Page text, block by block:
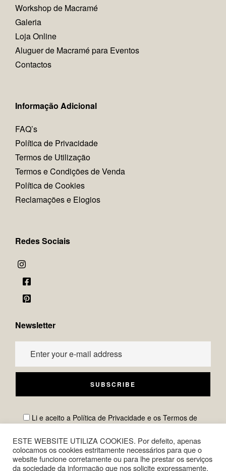
Workshop de Macramé
Galeria
Loja Online
Aluguer de Macramé para Eventos
Contactos
Informação Adicional
FAQ’s
Política de Privacidade
Termos de Utilização
Termos e Condições de Venda
Política de Cookies
Reclamações e Elogios
Redes Sociais
Newsletter
Li e aceito a Política de Privacidade e os Termos de
MB.
ESTE WEBSITE UTILIZA COOKIES. Por defeito, apenas
colocamos os cookies estritamente necessários para que o
website funcione corretamente ou para lhe prestar os serviços
da sociedade da informação que nos solicite expressamente.